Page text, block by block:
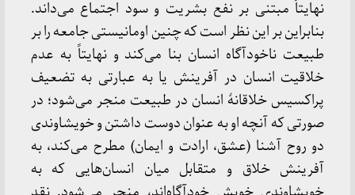
نهایتاً مبتنی بر نفع بشریت و سود اجتماع می‌داند.
بنابراین بر این نظر است که چنین اومانیستی جامعه را بر
طبیعت ناخودآگاه انسان بنا می‌کند و نهایتاً به عدم
خلاقیت انسان در آفرینش یا به عبارتی به تضعیف
پراکسیس خلاقانهٔ انسان در طبیعت منجر می‌شود؛ در
صورتی که آنچه او به عنوان دوست داشتن و خویشاوندی
دو روح آشنا (عشق، ارادت و ایمان) مطرح می‌کند، به
آفرینش خلاق و متقابل میان انسان‌هایی که به